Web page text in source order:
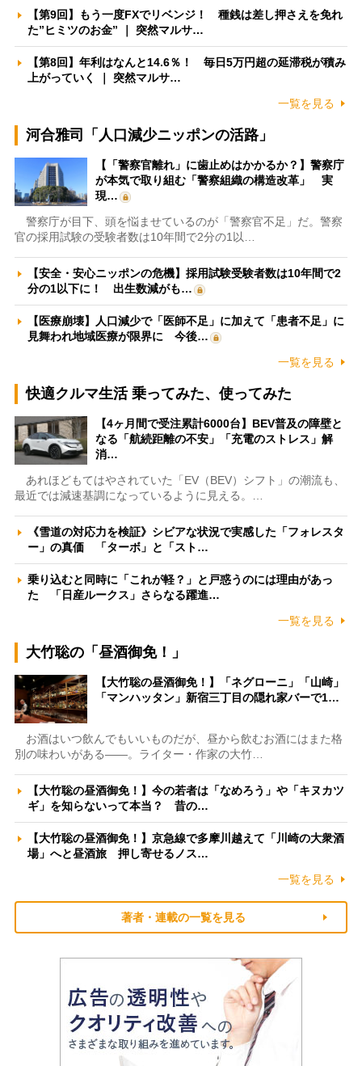
【第9回】もう一度FXでリベンジ！ 種銭は差し押さえを免れ
た”ヒミツのお金” ｜ 突然マルサ…
【第8回】年利はなんと14.6％！ 毎日5万円超の延滞税が積み
上がっていく ｜ 突然マルサ…
一覧を見る
河合雅司「人口減少ニッポンの活路」
【「警察官離れ」に歯止めはかかるか？】警察庁
が本気で取り組む「警察組織の構造改革」 実
現…
警察庁が目下、頭を悩ませているのが「警察官不足」だ。警察
官の採用試験の受験者数は10年間で2分の1以…
【安全・安心ニッポンの危機】採用試験受験者数は10年間で2
分の1以下に！ 出生数減がも…
【医療崩壊】人口減少で「医師不足」に加えて「患者不足」に
見舞われ地域医療が限界に 今後…
一覧を見る
快適クルマ生活 乗ってみた、使ってみた
【4ヶ月間で受注累計6000台】BEV普及の障壁と
なる「航続距離の不安」「充電のストレス」解
消…
あれほどもてはやされていた「EV（BEV）シフト」の潮流も、
最近では減速基調になっているように見える。…
《雪道の対応力を検証》シビアな状況で実感した「フォレスタ
ー」の真価 「ターボ」と「スト…
乗り込むと同時に「これが軽？」と戸惑うのには理由があっ
た 「日産ルークス」さらなる躍進…
一覧を見る
大竹聡の「昼酒御免！」
【大竹聡の昼酒御免！】「ネグローニ」「山崎」
「マンハッタン」新宿三丁目の隠れ家バーで1…
お酒はいつ飲んでもいいものだが、昼から飲むお酒にはまた格
別の味わいがある――。ライター・作家の大竹…
【大竹聡の昼酒御免！】今の若者は「なめろう」や「キヌカツ
ギ」を知らないって本当？ 昔の…
【大竹聡の昼酒御免！】京急線で多摩川越えて「川崎の大衆酒
場」へと昼酒旅 押し寄せるノス…
一覧を見る
著者・連載の一覧を見る